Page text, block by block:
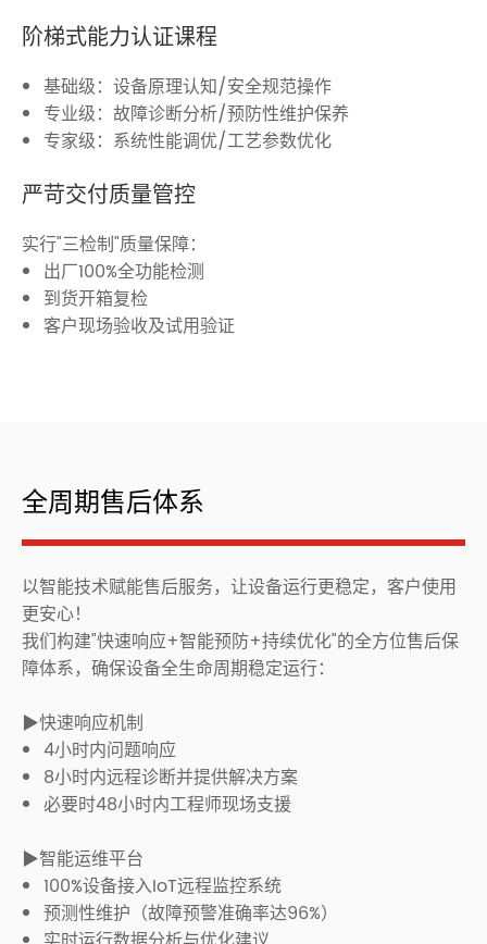
阶梯式能力认证课程
基础级：设备原理认知/安全规范操作
专业级：故障诊断分析/预防性维护保养
专家级：系统性能调优/工艺参数优化
严苛交付质量管控
实行"三检制"质量保障：
出厂100%全功能检测
到货开箱复检
客户现场验收及试用验证
全周期售后体系
以智能技术赋能售后服务，让设备运行更稳定，客户使用
更安心！
我们构建"快速响应+智能预防+持续优化"的全方位售后保
障体系，确保设备全生命周期稳定运行：
▶快速响应机制
4小时内问题响应
8小时内远程诊断并提供解决方案
必要时48小时内工程师现场支援
▶智能运维平台
100%设备接入IoT远程监控系统
预测性维护（故障预警准确率达96%）